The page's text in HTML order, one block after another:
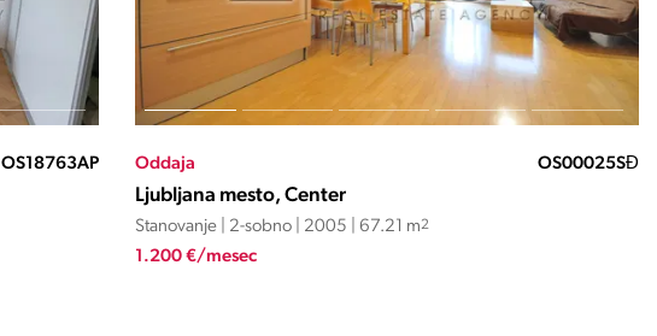
OS00025SĐ Oddaja OS10164RL
Ljubljana mesto, Bežigrad
Stanovanje | 2-sobno | 2026 | 49.8 m2
1.190 €/mesec